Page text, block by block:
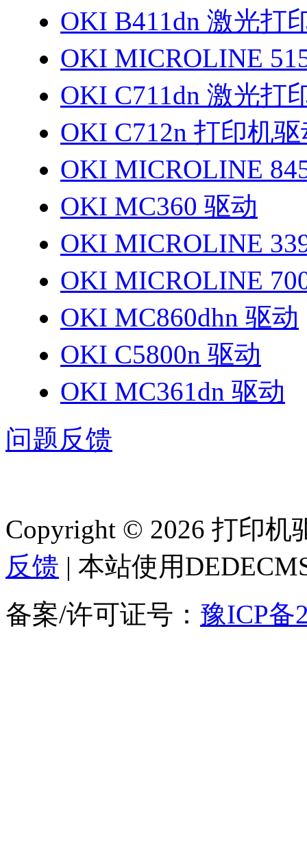
OKI B411dn 激光打
OKI MICROLINE
OKI C711dn 激光打
OKI C712n 打印机
OKI MICROLINE
OKI MC360 驱动
OKI MICROLINE
OKI MICROLINE
OKI MC860dhn 驱动
OKI C5800n 驱动
OKI MC361dn 驱动
问题反馈
Copyright © 2026 打印
反馈 | 本站使用
备案/许可证号： 豫ICP备